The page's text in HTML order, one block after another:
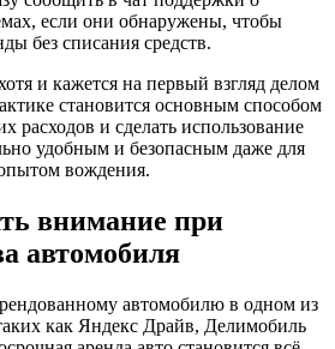
если они обнаружены, чтобы
без списания средств.
и кажется на первый взгляд делом
становится основным способом
расходов и сделать использование
удобным и безопасным даже для
вождения.
внимание при
автомобиля
автомобилю в одном из
как Яндекс Драйв, Делимобиль